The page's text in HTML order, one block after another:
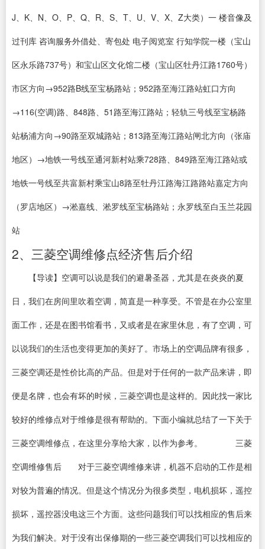
J、K、N、O、P、Q、R、S、T、U、V、X、Z大类）一 楼音像及
过刊库 咨询服务外借处、寄包处 电子阅览室 行知学院一楼（宝山
区永乐路737号）和宝山区文化馆二楼（宝山区牡丹江路1760号）
市区方向→952路B线至宝杨路站；952路至海江路站虹口方向
→116(空调)路、848路、51路至海江路站；轻轨三号线至宝杨路
站杨浦方向→90路至双城路站；813路至海江路站闸北方向（张庙
地区）→地铁一号线至通河新村站乘728路、849路至海江路站或
地铁一号线至共富新村乘宝山8路至牡丹江路海江路路站嘉定方向
（罗店地区）→淞嘉线、淞罗线至宝杨路站；永罗线至白玉兰花园
站
2、三菱空调维修点经济售后介绍
【导读】空调可以说是我们的避暑圣器，尤其是在炎炎的夏
日，我们在房间里吹着空调，简直是一种享受。不管是在办公室里
面工作，还是在图书馆看书，又或者是在家里休息，有了空调，可
以说我们的生活也变得更加的美好了。市场上的空调品牌有很多，
三菱空调还是性价比高的产品。但是对于任何的一款产品来讲，即
便是名牌，也会有坏的时候，三菱空调也是这样的。因此找一家比
较好的维修点对于维修是很有帮助的。下面小编就总结了一下关于
三菱空调维修点，在这里分享给大家，以作为参考。 三菱
空调维修售后 对于三菱空调维修来讲，机器不启动的工作是相
对较为普遍的情况。但是这个情况分为很多类型，电机损坏，遥控
损坏，遥控器没电这三个方面。这些问题我们可以找相应的售后来
为我们解决。对于没有出保修期的一些三菱空调我们可以找相应的